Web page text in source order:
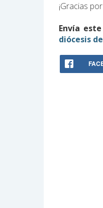
¡Gracias
Envía
diócesis